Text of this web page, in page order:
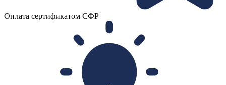
Оплата сертификатом СФР